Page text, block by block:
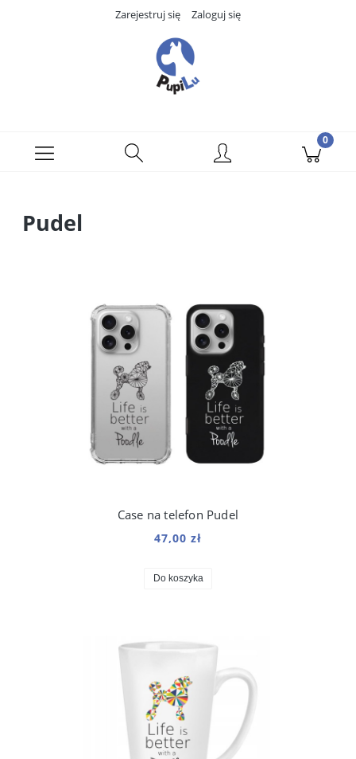
Zarejestruj się Zaloguj się
Pudel
Case na telefon Pudel
47,00 zł
Do koszyka